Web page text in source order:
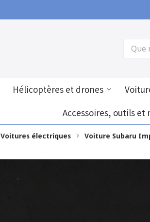
Hélicoptères et drones
Accessoires, outils et
Voitures électriques Voiture Subaru